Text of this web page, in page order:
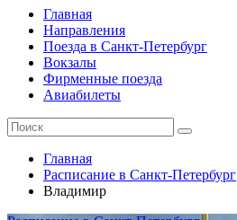
Главная
Направления
Поезда в Санкт-Петербург
Вокзалы
Фирменные поезда
Авиабилеты
Главная
Расписание в Санкт-Петербург
Владимир